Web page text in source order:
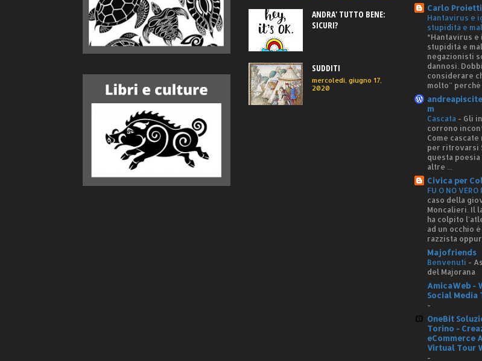
ANDRA' TUTTO BENE:
SICURI?
SUDDITI
mercoledì, giugno 17,
2020
Carlo
Hantavirus e
stupidità e
*Hantavirus e
stupidità e
negazionisti
dannosi.
considerare
molto” perché
m
Cascata - Gli
corrono
Come
per ritrovarsi
questa
altre ...
Civica per
FU O NO VERO
caso della
Moncalieri. Il
ha colpito
ad un occhio
razzista
Majofriends
Benvenuti -
del Majorana
AmicaWeb -
Social Media
-
OneBit
Torino -
eCommerce
Virtual Tour
-